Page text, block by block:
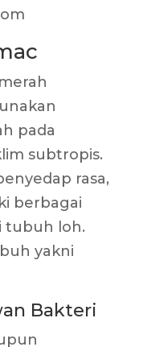
pada
subtropis.
rasa,
berbagai
tubuh loh.
yakni
Bakteri